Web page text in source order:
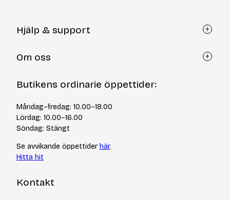
Hjälp & support
Återköp via formulär
Frågor och svar
Cookiepolicy
Integritetspolicy
Om oss
Om Yllotyll
Kurser & events
Tips & tekniker
Varumärken
Jobba hos oss
Butikens ordinarie öppettider:
Måndag–fredag: 10.00–18.00
Lördag: 10.00–16.00
Söndag: Stängt
Se avvikande öppettider här.
Hitta hit
Kontakt